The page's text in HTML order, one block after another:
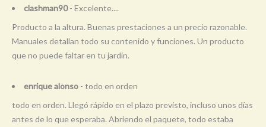
clashman90- Excelente....
Producto a la altura. Buenas prestaciones a un precio razonable.
Manuales detallan todo su contenido y funciones. Un producto
que no puede faltar en tu jardín.
enrique alonso - todo en orden
todo en orden. Llegó rápido en el plazo previsto, incluso unos días
antes de lo que esperaba. Abriendo el paquete, todo estaba